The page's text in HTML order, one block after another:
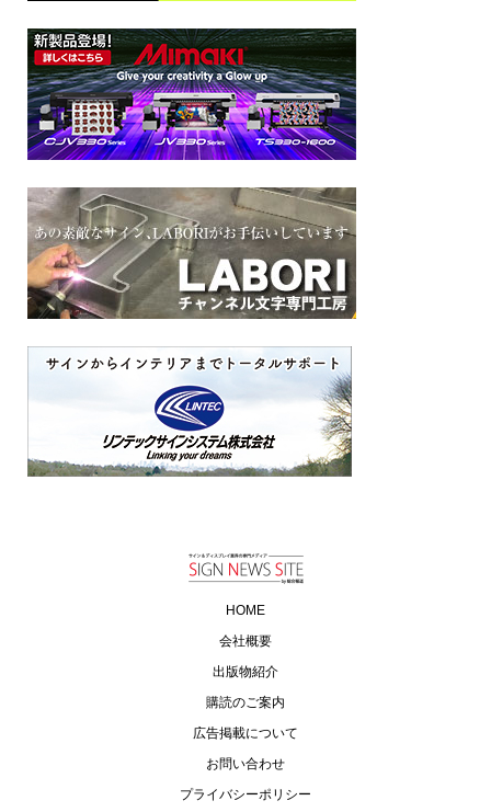
HOME
会社概要
出版物紹介
購読のご案内
広告掲載について
お問い合わせ
プライバシーポリシー